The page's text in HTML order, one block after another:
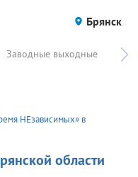
Брянск
Заводные выходные
НЕзависимых» в
области